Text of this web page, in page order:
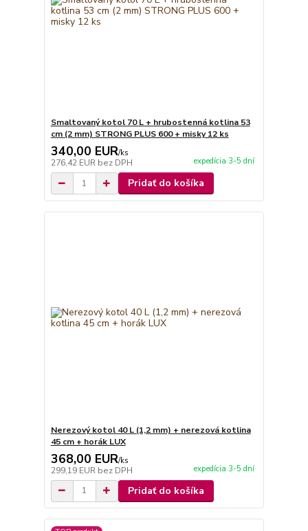
Smaltovaný kotol 70 L + hrubostenná kotlina 53
cm (2 mm) STRONG PLUS 600 + misky 12 ks
340,00 EUR/ks
276,42 EUR bez DPH expedícia 3-5 dní
Pridať do košíka
Nerezový kotol 40 L (1,2 mm) + nerezová kotlina
45 cm + horák LUX
368,00 EUR/ks
299,19 EUR bez DPH expedícia 3-5 dní
Pridať do košíka